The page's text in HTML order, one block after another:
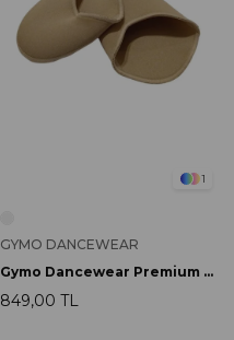
1
GYMO DANCEWEAR
Gymo Dancewear Premium Jel Bale Point Uçluk Uzun
849,00 TL